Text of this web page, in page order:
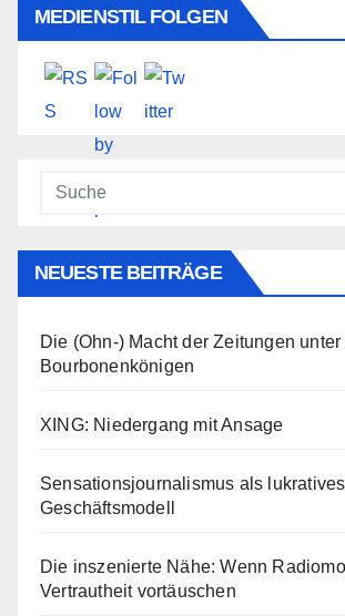
MEDIENSTIL FOLGEN
NEUESTE BEITRÄGE
Die (Ohn-) Macht der Zeitungen
Bourbonenkönigen
XING: Niedergang mit Ansage
Sensationsjournalismus als lukratives
Geschäftsmodell
Die inszenierte Nähe: Wenn
Vertrautheit vortäuschen